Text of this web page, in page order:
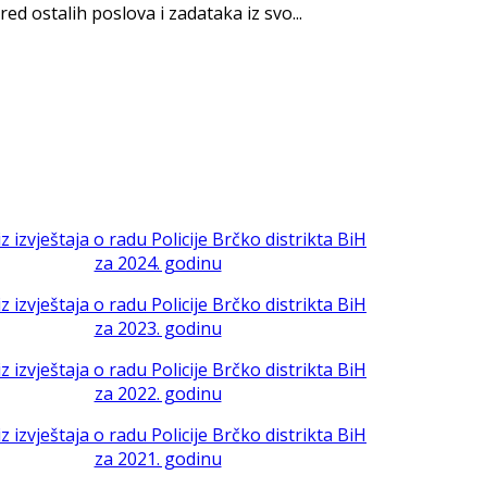
ostalih poslova i zadataka iz svo...
izvještaja o radu Policije Brčko distrikta BiH
za 2024. godinu
izvještaja o radu Policije Brčko distrikta BiH
za 2023. godinu
izvještaja o radu Policije Brčko distrikta BiH
za 2022. godinu
izvještaja o radu Policije Brčko distrikta BiH
za 2021. godinu